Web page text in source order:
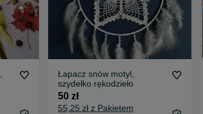
Łapacz snów motyl,
szydełko rękodzieło
50 zł
55,25 zł z Pakietem